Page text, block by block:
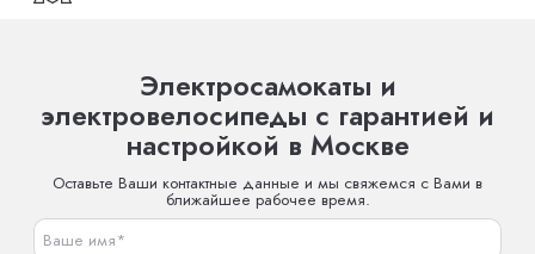
Электросамокаты и
электровелосипеды с гарантией и
настройкой в Москве
Оставьте Ваши контактные данные и мы свяжемся с Вами в
ближайшее рабочее время.